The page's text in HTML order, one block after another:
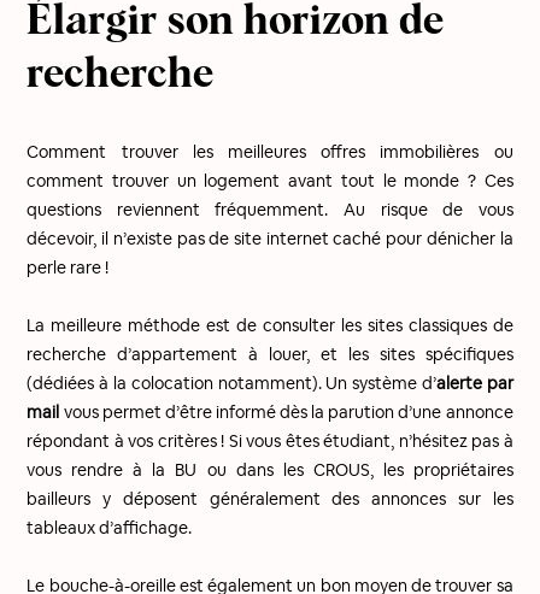
Élargir son horizon de
recherche
Comment trouver les meilleures offres immobilières ou
comment trouver un logement avant tout le monde ? Ces
questions reviennent fréquemment. Au risque de vous
décevoir, il n’existe pas de site internet caché pour dénicher la
perle rare !
La meilleure méthode est de consulter les sites classiques de
recherche d’appartement à louer, et les sites spécifiques
(dédiées à la colocation notamment). Un système d’alerte par
mail vous permet d’être informé dès la parution d’une annonce
répondant à vos critères ! Si vous êtes étudiant, n’hésitez pas à
vous rendre à la BU ou dans les CROUS, les propriétaires
bailleurs y déposent généralement des annonces sur les
tableaux d’affichage.
Le bouche-à-oreille est également un bon moyen de trouver sa